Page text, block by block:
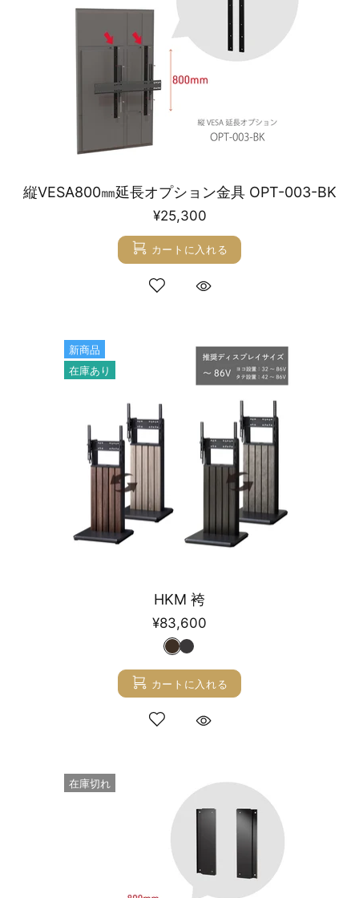
縦VESA800㎜延長オプション金具 OPT-003-BK
¥25,300
カートに入れる
新商品
在庫あり
HKM 袴
¥83,600
カートに入れる
在庫切れ